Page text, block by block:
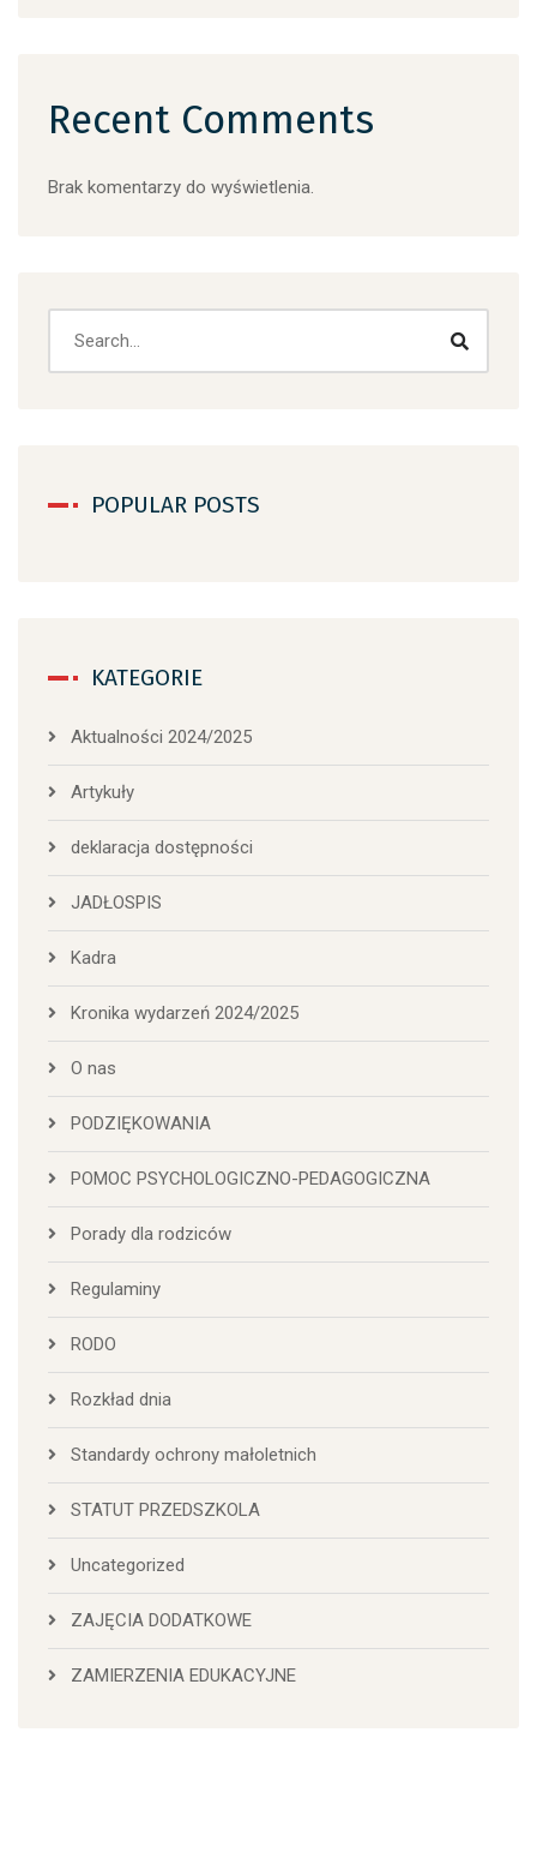
Recent Comments
Brak komentarzy do wyświetlenia.
POPULAR POSTS
KATEGORIE
Aktualności 2024/2025
Artykuły
deklaracja dostępności
JADŁOSPIS
Kadra
Kronika wydarzeń 2024/2025
O nas
PODZIĘKOWANIA
POMOC PSYCHOLOGICZNO-PEDAGOGICZNA
Porady dla rodziców
Regulaminy
RODO
Rozkład dnia
Standardy ochrony małoletnich
STATUT PRZEDSZKOLA
Uncategorized
ZAJĘCIA DODATKOWE
ZAMIERZENIA EDUKACYJNE